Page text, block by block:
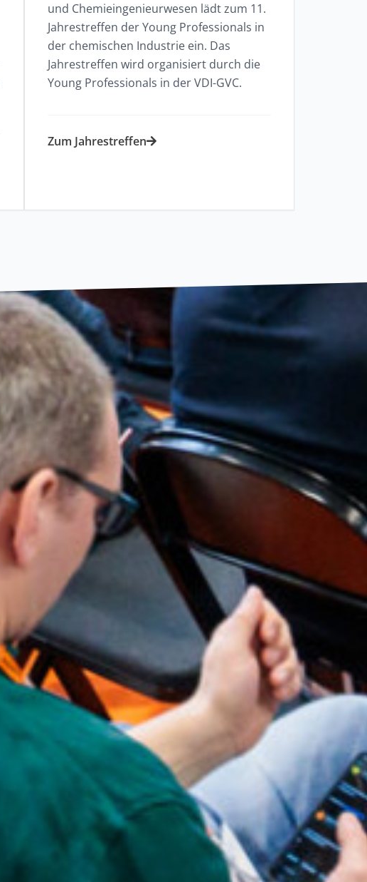
und Chemieingenieurwesen lädt zum 11.
Jahrestreffen der Young Professionals in
der chemischen Industrie ein. Das
Jahrestreffen wird organisiert durch die
Young Professionals in der VDI-GVC.​
Zum Jahrestreffen